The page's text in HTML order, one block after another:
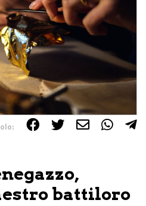
battiloro